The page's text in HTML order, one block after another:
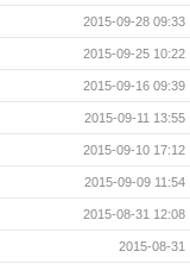
2015-09-28 09:33
2015-09-25 10:22
2015-09-16 09:39
2015-09-11 13:55
2015-09-10 17:12
2015-09-09 11:54
2015-08-31 12:08
2015-08-31